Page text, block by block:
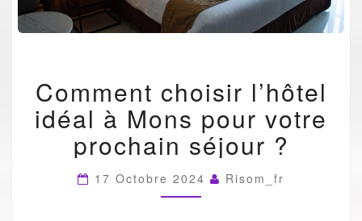
CHOISIR
L’HÔTEL
IDÉAL
À
MONS
VOTRE
PROCHAIN
Comment choisir l’hôtel
idéal à Mons pour votre
prochain séjour ?
17 Octobre 2024 Risom_fr